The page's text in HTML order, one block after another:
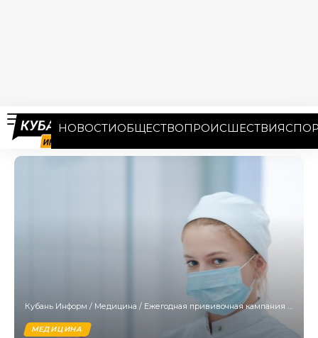
НОВОСТИОБЩЕСТВОПРОИСШЕСТВИЯ
Кубань Информ / Медицина / Ежегодная прививочная кампания против гриппа стартовала на Кубани
МЕДИЦИНА